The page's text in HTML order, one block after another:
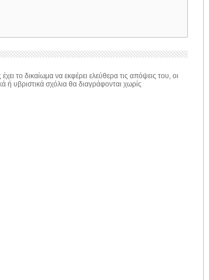
το δικαίωμα να εκφέρει ελεύθερα τις απόψεις του, οι
ή υβριστικά σχόλια θα διαγράφονται χωρίς